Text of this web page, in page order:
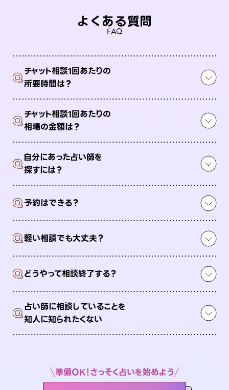
よくある質問
FAQ
Qチャット相談1回あたりの
所要時間は？
Qチャット相談1回あたりの
相場の金額は？
Q自分にあった占い師を
探すには？
Q予約はできる？
Q軽い相談でも大丈夫？
Qどうやって相談終了する？
Q占い師に相談していることを
知人に知られたくない
準備OK！さっそく占いを始めよう